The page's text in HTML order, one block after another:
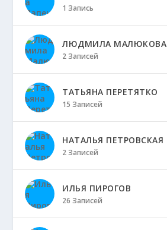
1 Запись
ЛЮДМИЛА МАЛЮКОВА
2 Записей
ТАТЬЯНА ПЕРЕТЯТКО
15 Записей
НАТАЛЬЯ ПЕТРОВСКАЯ
2 Записей
ИЛЬЯ ПИРОГОВ
26 Записей